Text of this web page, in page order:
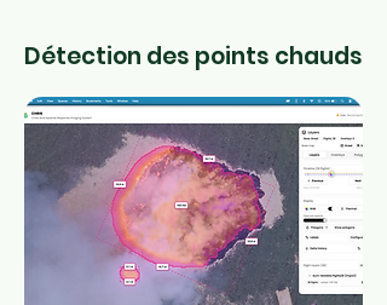
Détection des points chauds